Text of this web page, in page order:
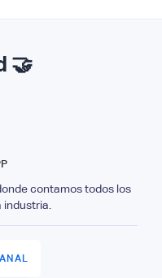
🤝
contamos todos los